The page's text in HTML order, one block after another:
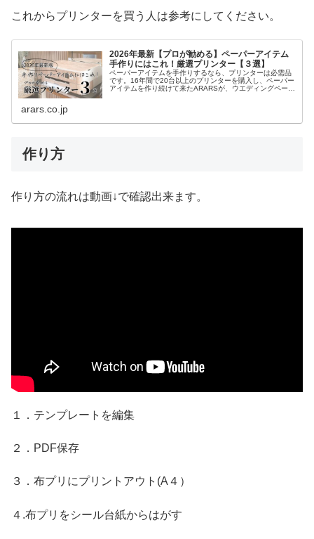
これからプリンターを買う人は参考にしてください。
2026年最新【プロが勧める】ペーパーアイテム
手作りにはこれ！厳選プリンター【３選】
ペーパーアイテムを手作りするなら、プリンターは必需品
です。16年間で20台以上のプリンターを購入し、ペーパー
アイテムを作り続けて来たARARSが、ウエディングペーパ
arars.co.jp
作り方
作り方の流れは動画↓で確認出来ます。
１．テンプレートを編集
２．PDF保存
３．布プリにプリントアウト(A４）
４.布プリをシール台紙からはがす